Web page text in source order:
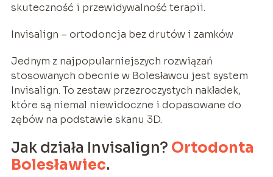
skuteczność i przewidywalność terapii.
Invisalign – ortodoncja bez drutów i zamków
Jednym z najpopularniejszych rozwiązań
stosowanych obecnie w Bolesławcu jest system
Invisalign. To zestaw przezroczystych nakładek,
które są niemal niewidoczne i dopasowane do
zębów na podstawie skanu 3D.
Jak działa Invisalign? Ortodonta
Bolesławiec.